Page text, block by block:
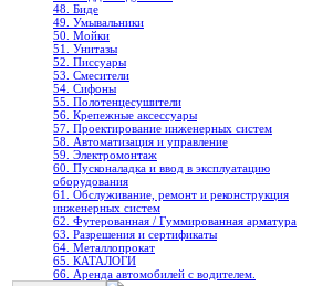
48. Биде
49. Умывальники
50. Мойки
51. Унитазы
52. Писсуары
53. Смесители
54. Сифоны
55. Полотенцесушители
56. Крепежные аксессуары
57. Проектирование инженерных систем
58. Автоматизация и управление
59. Электромонтаж
60. Пусконаладка и ввод в эксплуатацию
оборудования
61. Обслуживание, ремонт и реконструкция
инженерных систем
62. Футерованная / Гуммированная арматура
63. Разрешения и сертификаты
64. Металлопрокат
65. КАТАЛОГИ
66. Аренда автомобилей с водителем.